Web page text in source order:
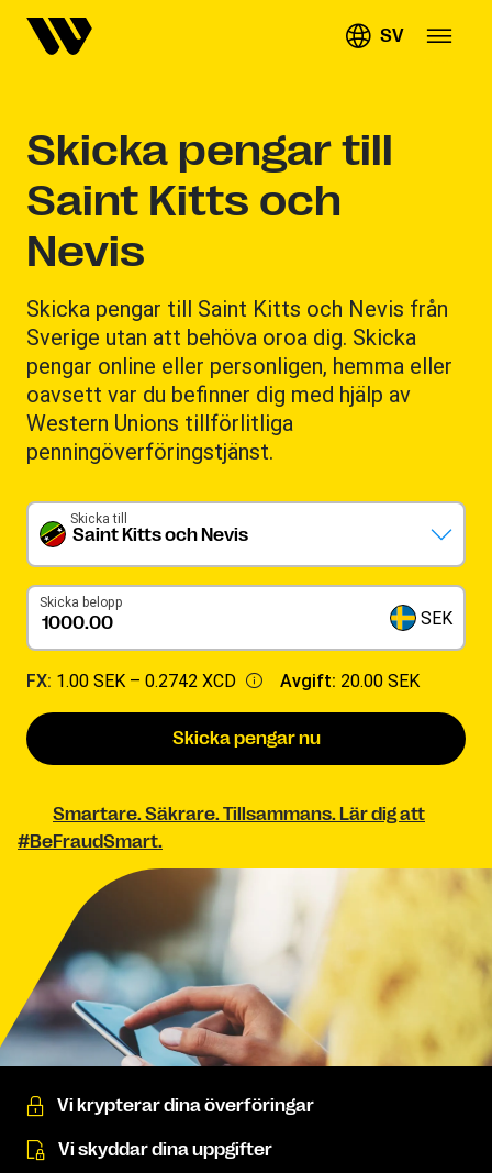
SV
Skicka pengar till
Saint Kitts och
Nevis
Skicka pengar till Saint Kitts och Nevis från
Sverige utan att behöva oroa dig. Skicka
pengar online eller personligen, hemma eller
oavsett var du befinner dig med hjälp av
Western Unions tillförlitliga
penningöverföringstjänst.
Saint Kitts och Nevis
Skicka till
Skicka belopp
SEK
FX: 1.00 SEK – 0.2742 XCD Avgift: 20.00 SEK
Skicka pengar nu
Smartare. Säkrare. Tillsammans. Lär dig att
#BeFraudSmart.
Vi krypterar dina överföringar
Vi skyddar dina uppgifter